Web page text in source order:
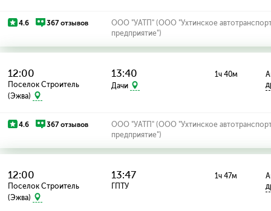
4.6 367 отзывов
ООО "УАТП" (ООО "Ухтинское
предприятие")
12:00
Поселок Строитель
(Эжва)
13:40
Дачи
1ч 40м
4.6 367 отзывов
ООО "УАТП" (ООО "Ухтинское
предприятие")
12:00
Поселок Строитель
(Эжва)
13:47
ГПТУ
1ч 47м